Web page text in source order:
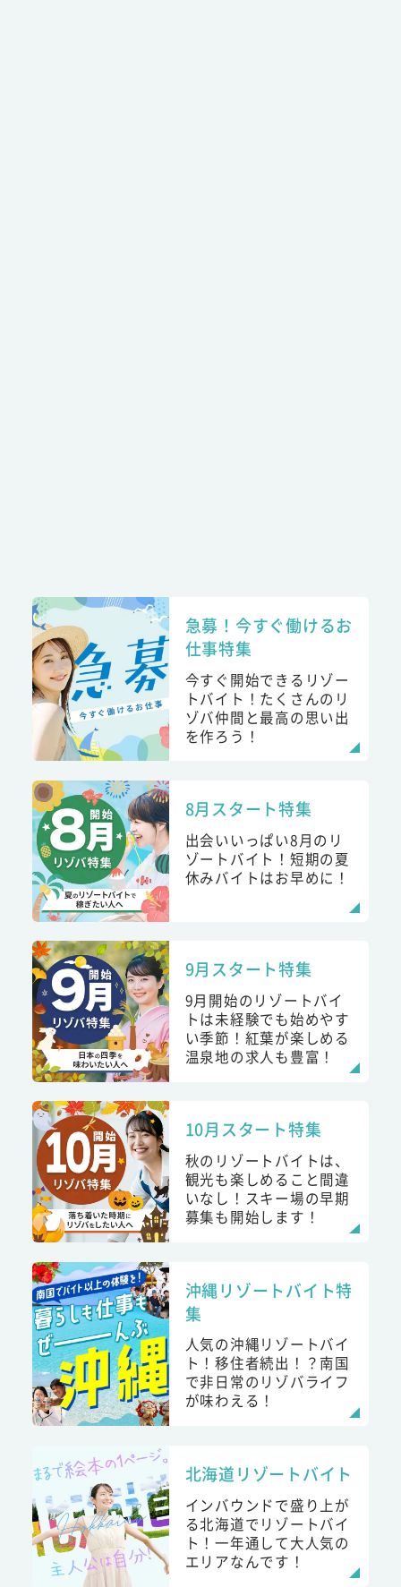
急募！今すぐ働けるお
仕事特集
今すぐ開始できるリゾー
トバイト！たくさんのリ
ゾバ仲間と最高の思い出
を作ろう！
8月スタート特集
出会いいっぱい8月のリ
ゾートバイト！短期の夏
休みバイトはお早めに！
9月スタート特集
9月開始のリゾートバイ
トは未経験でも始めやす
い季節！紅葉が楽しめる
温泉地の求人も豊富！
10月スタート特集
秋のリゾートバイトは、
観光も楽しめること間違
いなし！スキー場の早期
募集も開始します！
沖縄リゾートバイト特
集
人気の沖縄リゾートバイ
ト！移住者続出！？南国
で非日常のリゾバライフ
が味わえる！
北海道リゾートバイト
インバウンドで盛り上が
る北海道でリゾートバイ
ト！一年通して大人気の
エリアなんです！